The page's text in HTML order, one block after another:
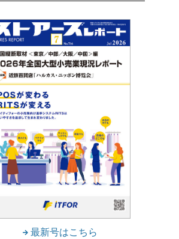
最新号はこちら